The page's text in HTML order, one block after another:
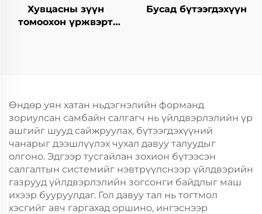
Хувцасны зүүн
томоохон үржвэрт
Бусад бүтээгдэхүүн
Өндөр уян хатан ньдэгнэлийн форманд
зориулсан самбайн салгагч нь үйлдвэрлэлийн үр
ашгийг шууд сайжруулах, бүтээгдэхүүний
чанарыг дээшлүүлэх чухал давуу талуудыг
олгоно. Эдгээр тусгайлан зохион бүтээсэн
салгалтын системийг нэвтрүүлснээр үйлдвэрийн
газрууд үйлдвэрлэлийн зогсонги байдлыг маш
ихээр бууруулдаг. Гол давуу тал нь тогтмол
хэсгийг авч гаргахад оршино, ингэснээр